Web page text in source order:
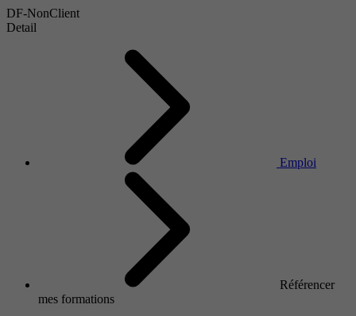
DF-NonClient
Detail
Emploi
Référencer
mes formations